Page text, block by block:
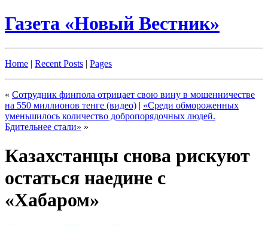
Газета «Новый Вестник»
Home | Recent Posts | Pages
« Сотрудник финпола отрицает свою вину в мошенничестве
на 550 миллионов тенге (видео) | «Cреди обмороженных
уменьшилось количество добропорядочных людей.
Бдительнее стали» »
Казахстанцы снова рискуют
остаться наедине с
«Хабаром»